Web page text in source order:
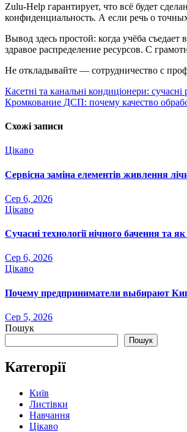
Zulu-Help гарантирует, что всё будет
конфиденциальность. А если речь о
Вывод здесь простой: когда учёба
здравое распределение ресурсов. С
Не откладывайте — сотрудничество с
Навігація
записів
Касетні та канальні кондиціонери:
Кромкование ДСП: почему качество
Схожі записи
Цікаво
Сервісна заміна елементів живлення
Сер 6, 2026
Цікаво
Сучасні технології нічного бачення та
Сер 6, 2026
Цікаво
Почему предприниматели выбирают
Сер 5, 2026
Пошук
Пошук
Категорії
Київ
Листівки
Навчання
Цікаво